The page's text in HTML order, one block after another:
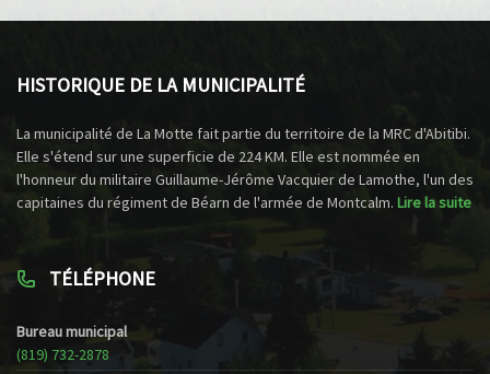
HISTORIQUE DE LA MUNICIPALITÉ
La municipalité de La Motte fait partie du territoire de la MRC d'Abitibi.
Elle s'étend sur une superficie de 224 KM. Elle est nommée en
l'honneur du militaire Guillaume-Jérôme Vacquier de Lamothe, l'un des
capitaines du régiment de Béarn de l'armée de Montcalm. Lire la suite
TÉLÉPHONE
Bureau municipal
(819) 732-2878